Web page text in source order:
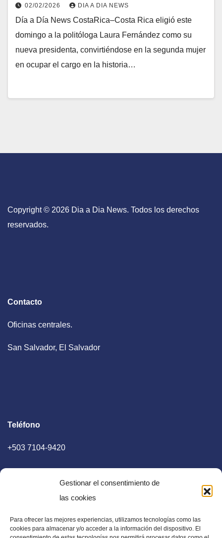
Gestionar el consentimiento de
las cookies
Para ofrecer las mejores experiencias, utilizamos tecnologías como las
cookies para almacenar y/o acceder a la información del dispositivo. El
02/02/2026 DIA A DIA NEWS
Día a Día News CostaRica–Costa Rica eligió este
domingo a la politóloga Laura Fernández como su
nueva presidenta, convirtiéndose en la segunda mujer
en ocupar el cargo en la historia…
Copyright © 2026 Dia a Dia News. Todos los derechos
reservados.
Contacto
Oficinas centrales.
San Salvador, El Salvador
Teléfono
+503 7104-9420
E-mail